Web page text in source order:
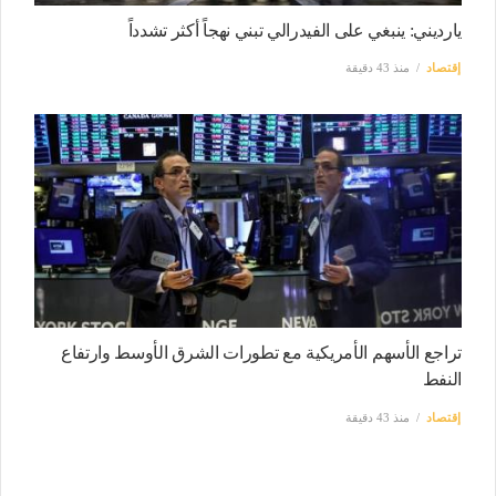
يارديني: ينبغي على الفيدرالي تبني نهجاً أكثر تشدداً
إقتصاد منذ 43 دقيقة
تراجع الأسهم الأمريكية مع تطورات الشرق الأوسط وارتفاع
النفط
إقتصاد منذ 43 دقيقة